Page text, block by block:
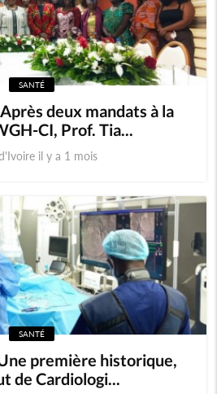
SANTÉ
deux mandats à la
CI, Prof. Tia...
il y a 1 mois
SANTÉ
première historique,
de Cardiologi...